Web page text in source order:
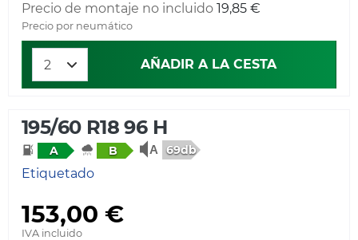
Precio de montaje no incluido 19,85 €
Precio por neumático
AÑADIR A LA CESTA
195/60 R18 96 H
A B 69db
Etiquetado
153,00 €
IVA incluido